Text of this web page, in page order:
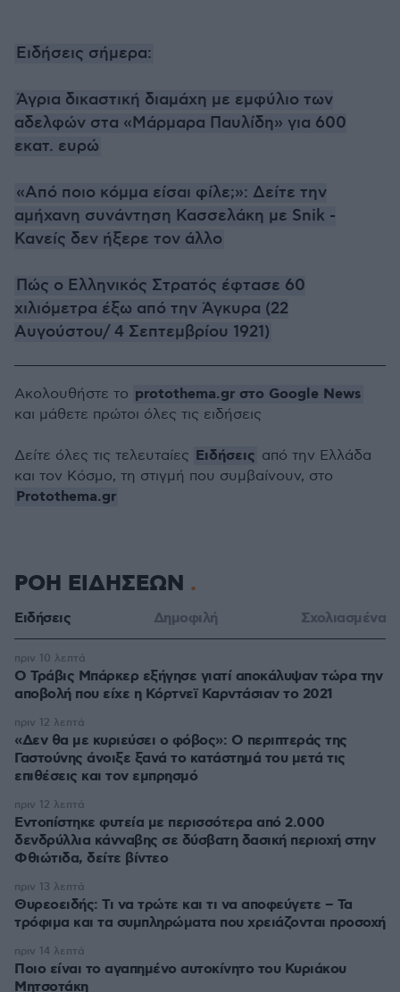
Ειδήσεις σήμερα:
Άγρια δικαστική διαμάχη με εμφύλιο των
αδελφών στα «Μάρμαρα Παυλίδη» για 600
εκατ. ευρώ
«Από ποιο κόμμα είσαι φίλε;»: Δείτε την
αμήχανη συνάντηση Κασσελάκη με Snik -
Κανείς δεν ήξερε τον άλλο
Πώς ο Ελληνικός Στρατός έφτασε 60
χιλιόμετρα έξω από την Άγκυρα (22
Αυγούστου/ 4 Σεπτεμβρίου 1921)
Ακολουθήστε το protothema.gr στο Google News
και μάθετε πρώτοι όλες τις ειδήσεις
Δείτε όλες τις τελευταίες Ειδήσεις από την Ελλάδα
και τον Κόσμο, τη στιγμή που συμβαίνουν, στο
Protothema.gr
ΡΟΗ ΕΙΔΗΣΕΩΝ
Ειδήσεις Δημοφιλή Σχολιασμένα
O Τράβις Μπάρκερ εξήγησε γιατί αποκάλυψαν τώρα την
αποβολή που είχε η Κόρτνεϊ Καρντάσιαν το 2021
πριν 10 λεπτά
«Δεν θα με κυριεύσει ο φόβος»: Ο περιπτεράς της
Γαστούνης άνοιξε ξανά το κατάστημά του μετά τις
επιθέσεις και τον εμπρησμό
πριν 12 λεπτά
Εντοπίστηκε φυτεία με περισσότερα από 2.000
δενδρύλλια κάνναβης σε δύσβατη δασική περιοχή στην
Φθιώτιδα, δείτε βίντεο
πριν 12 λεπτά
Θυρεοειδής: Τι να τρώτε και τι να αποφεύγετε – Τα
τρόφιμα και τα συμπληρώματα που χρειάζονται προσοχή
πριν 13 λεπτά
Ποιο είναι το αγαπημένο αυτοκίνητο του Κυριάκου
Μητσοτάκη
πριν 14 λεπτά